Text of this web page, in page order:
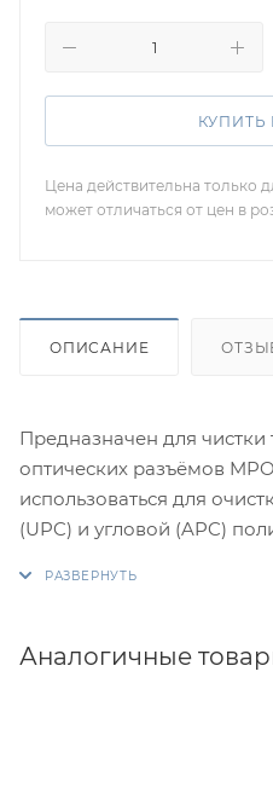
КУПИТЬ
Цена действительна только
может отличаться от цен в
ОПИСАНИЕ
Предназначен для
оптических разъёмов
использоваться для
(UPC) и угловой (APC)
Аналогичные